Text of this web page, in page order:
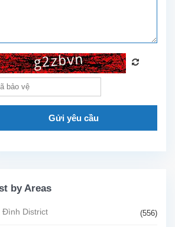
Gửi yêu cầu
by Areas
Đình District (556)